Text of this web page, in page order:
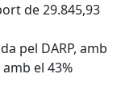
de 29.845,93
pel DARP, amb
amb el 43%